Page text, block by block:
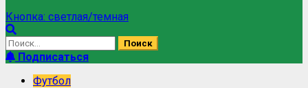
Кнопка: светлая/темная
Найти:
Подписаться
Футбол